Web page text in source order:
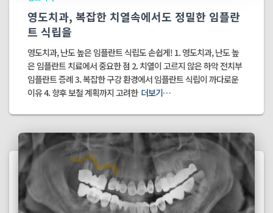
영도치과, 복잡한 치열속에서도 정밀한 임플란
트 식립을
영도치과, 난도 높은 임플란트 식립도 손쉽게! 1. 영도치과, 난도 높
은 임플란트 치료에서 중요한 점 2. 치열이 고르지 않은 하악 전치부
임플란트 증례 3. 복잡한 구강 환경에서 임플란트 식립이 까다로운
이유 4. 향후 보철 계획까지 고려한 더보기…